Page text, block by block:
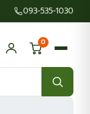
093-535-1030
0